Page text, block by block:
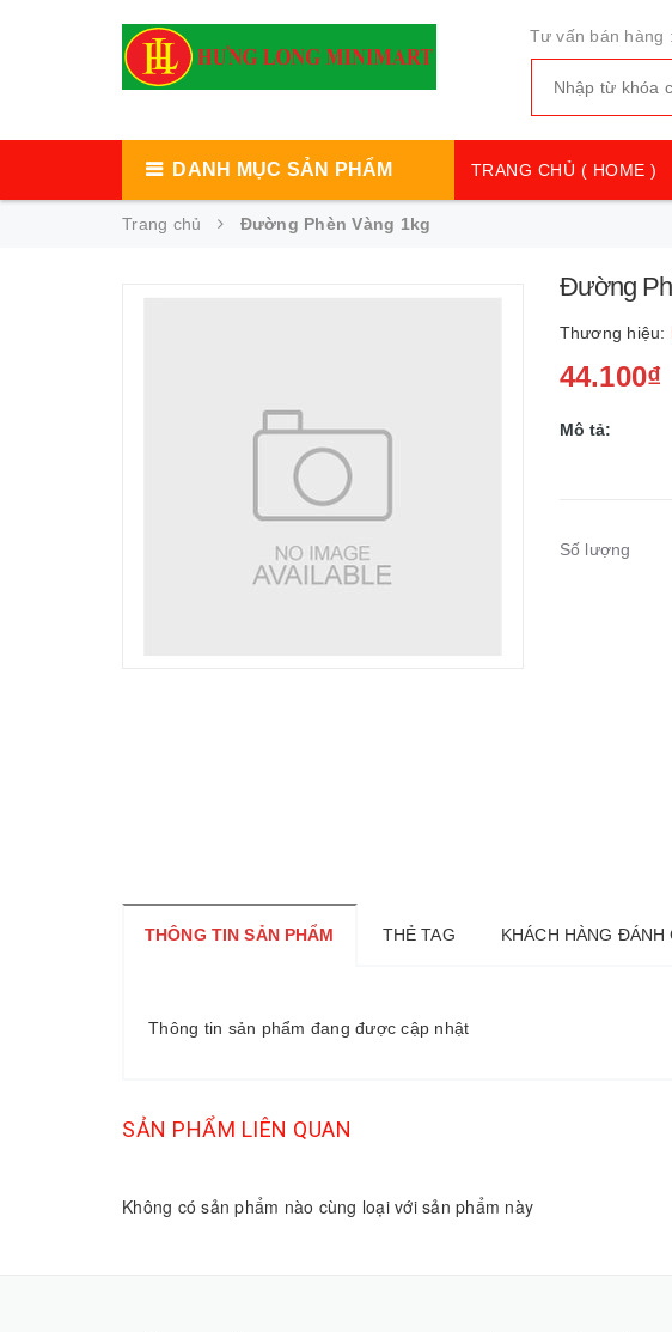
Tư vấn bán hàng :
DANH MỤC SẢN PHẨM TRANG CHỦ ( HOME )
Trang chủ Đường Phèn Vàng 1kg
Đường
Thương hiệu:
44.100₫
Mô tả:
Số lượng
THÔNG TIN SẢN PHẨM THẺ TAG KHÁCH HÀNG ĐÁNH
Thông tin sản phẩm đang được cập nhật
SẢN PHẨM LIÊN QUAN
Không có sản phẩm nào cùng loại với sản phẩm này